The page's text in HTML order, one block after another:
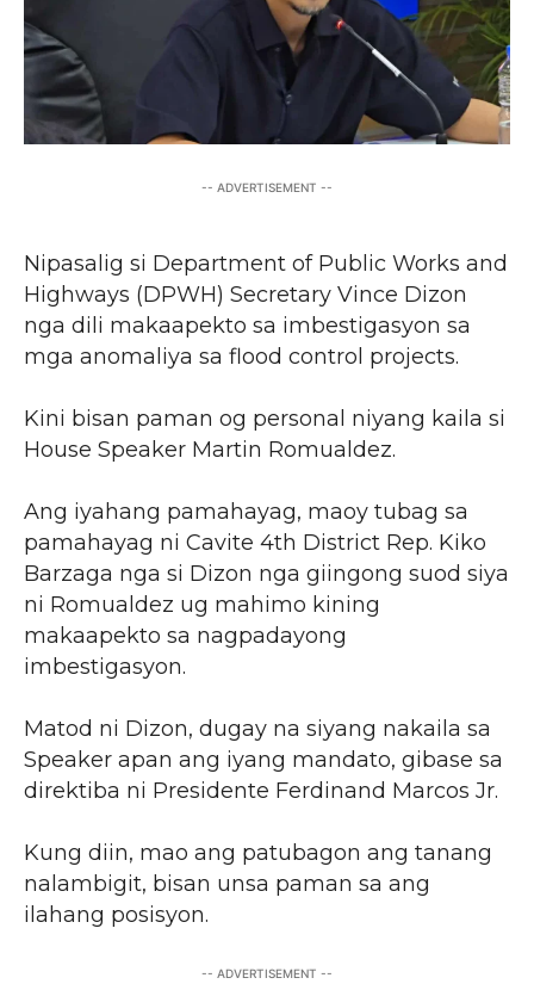
-- ADVERTISEMENT --
Nipasalig si Department of Public Works and
Highways (DPWH) Secretary Vince Dizon
nga dili makaapekto sa imbestigasyon sa
mga anomaliya sa flood control projects.
Kini bisan paman og personal niyang kaila si
House Speaker Martin Romualdez.
Ang iyahang pamahayag, maoy tubag sa
pamahayag ni Cavite 4th District Rep. Kiko
Barzaga nga si Dizon nga giingong suod siya
ni Romualdez ug mahimo kining
makaapekto sa nagpadayong
imbestigasyon.
Matod ni Dizon, dugay na siyang nakaila sa
Speaker apan ang iyang mandato, gibase sa
direktiba ni Presidente Ferdinand Marcos Jr.
Kung diin, mao ang patubagon ang tanang
nalambigit, bisan unsa paman sa ang
ilahang posisyon.
-- ADVERTISEMENT --